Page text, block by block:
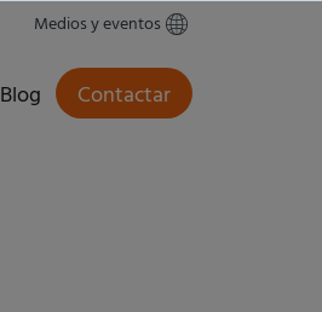
Medios y eventos
Blog Contactar